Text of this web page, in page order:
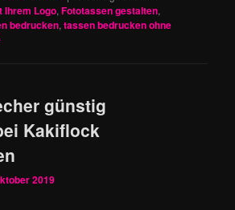
Ihrem Logo,Fototassen gestalten,
bedrucken,tassen bedrucken ohne
günstig
Kakiflock
2019